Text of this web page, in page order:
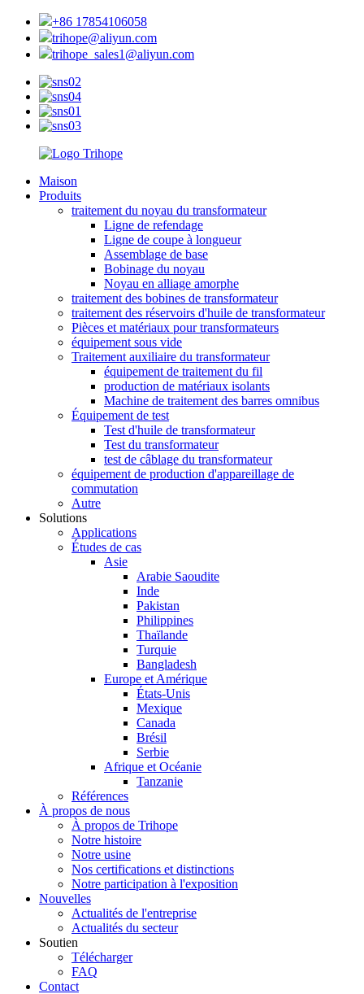
+86 17854106058
trihope@aliyun.com
trihope_sales1@aliyun.com
Maison
Produits
traitement du noyau du transformateur
Ligne de refendage
Ligne de coupe à longueur
Assemblage de base
Bobinage du noyau
Noyau en alliage amorphe
traitement des bobines de transformateur
traitement des réservoirs d'huile de transformateur
Pièces et matériaux pour transformateurs
équipement sous vide
Traitement auxiliaire du transformateur
équipement de traitement du fil
production de matériaux isolants
Machine de traitement des barres omnibus
Équipement de test
Test d'huile de transformateur
Test du transformateur
test de câblage du transformateur
équipement de production d'appareillage de
commutation
Autre
Solutions
Applications
Études de cas
Asie
Arabie Saoudite
Inde
Pakistan
Philippines
Thaïlande
Turquie
Bangladesh
Europe et Amérique
États-Unis
Mexique
Canada
Brésil
Serbie
Afrique et Océanie
Tanzanie
Références
À propos de nous
À propos de Trihope
Notre histoire
Notre usine
Nos certifications et distinctions
Notre participation à l'exposition
Nouvelles
Actualités de l'entreprise
Actualités du secteur
Soutien
Télécharger
FAQ
Contact